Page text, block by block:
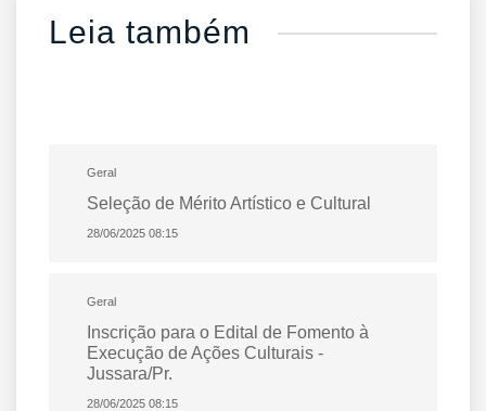
Leia também
Geral
Seleção de Mérito Artístico e Cultural
28/06/2025 08:15
Geral
Inscrição para o Edital de Fomento à
Execução de Ações Culturais -
Jussara/Pr.
28/06/2025 08:15